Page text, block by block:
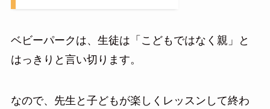
ベビーパークは、生徒は「こどもではなく親」と
はっきりと言い切ります。
なので、先生と子どもが楽しくレッスンして終わ